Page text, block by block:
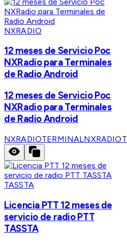
NXRADIO
12 meses de Servicio Poc
NXRadio para Terminales
de Radio Android
12 meses de Servicio Poc
NXRadio para Terminales
de Radio Android
NXRADIOTERMINAL
TASSTA
Licencia PTT 12 meses de
servicio de radio PTT
TASSTA